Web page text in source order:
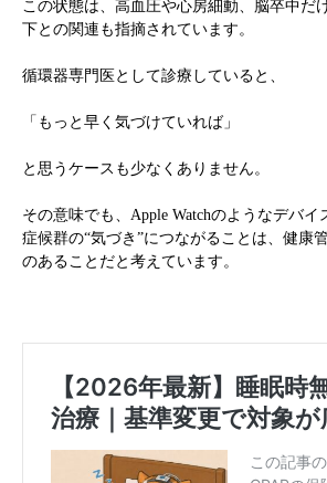
この状態は、高血圧や心房細動、脳卒中だ
下との関連も指摘されています。
循環器専門医として診療していると、
「もっと早く気づけていれば」
と思うケースも少なくありません。
その意味でも、Apple Watchのようなデバイ
症候群の“気づき”につながることは、健康
のあることだと考えています。